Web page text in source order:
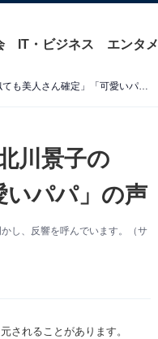
IT・ビジネス エンタメ
「娘は98パーセントDAIGO似」と明かした北川景子の夫。「どちらに似ても美人さん確定」「可愛いパパ」の声
川景子の
いパパ」の声
し、反響を呼んでいます。（サ
されることがあります。